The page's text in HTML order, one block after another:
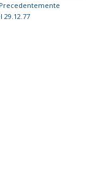
29.12.77